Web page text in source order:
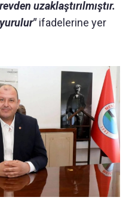
uzaklaştırılmıştır.
ifadelerine yer